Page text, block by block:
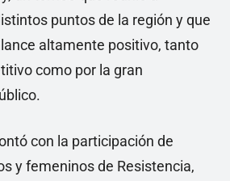
puntos de la región y que
altamente positivo, tanto
como por la gran
con la participación de
y femeninos de Resistencia,